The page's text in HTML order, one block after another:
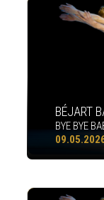
BÉJART
BYE BYE